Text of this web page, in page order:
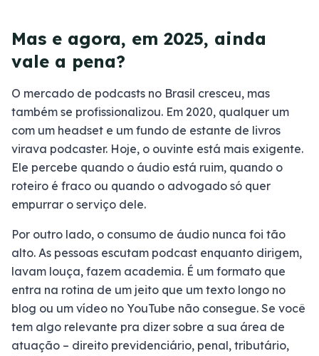
Mas e agora, em 2025, ainda
vale a pena?
O mercado de podcasts no Brasil cresceu, mas
também se profissionalizou. Em 2020, qualquer um
com um headset e um fundo de estante de livros
virava podcaster. Hoje, o ouvinte está mais exigente.
Ele percebe quando o áudio está ruim, quando o
roteiro é fraco ou quando o advogado só quer
empurrar o serviço dele.
Por outro lado, o consumo de áudio nunca foi tão
alto. As pessoas escutam podcast enquanto dirigem,
lavam louça, fazem academia. É um formato que
entra na rotina de um jeito que um texto longo no
blog ou um vídeo no YouTube não consegue. Se você
tem algo relevante pra dizer sobre a sua área de
atuação – direito previdenciário, penal, tributário,